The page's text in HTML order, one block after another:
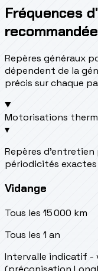
Fréquences
Repères généraux
dépendent de la
précis sur chaque
Motorisations
▾
Repères
périodicités
Vidange
Tous les 15 000 km
Tous les 1 an
Intervalle indicatif -